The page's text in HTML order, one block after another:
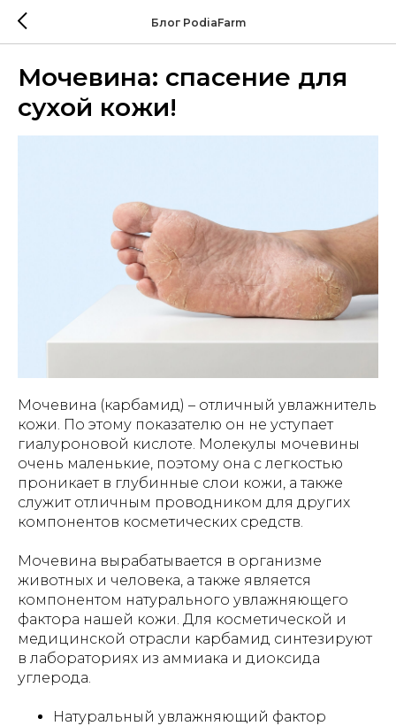
Блог PodiaFarm
Мочевина: спасение для
сухой кожи!
Мочевина (карбамид) – отличный увлажнитель
кожи. По этому показателю он не уступает
гиалуроновой кислоте. Молекулы мочевины
очень маленькие, поэтому она с легкостью
проникает в глубинные слои кожи, а также
служит отличным проводником для других
компонентов косметических средств.
Мочевина вырабатывается в организме
животных и человека, а также является
компонентом натурального увлажняющего
фактора нашей кожи. Для косметической и
медицинской отрасли карбамид синтезируют
в лабораториях из аммиака и диоксида
углерода.
Натуральный увлажняющий фактор